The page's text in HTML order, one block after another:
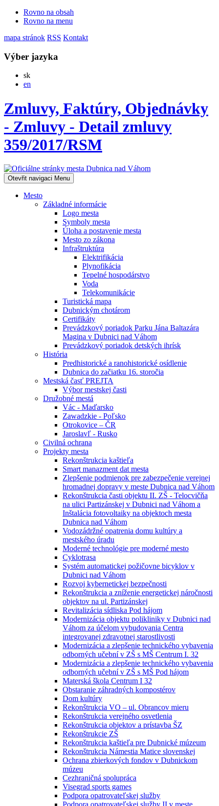
Rovno na obsah
Rovno na menu
mapa stránok RSS Kontakt
Výber jazyka
skSlovensky
en
Zmluvy, Faktúry, Objednávky
- Zmluvy - Detail zmluvy
359/2017/RSM
Otevřit navigaci Menu
Mesto
Základné informácie
Logo mesta
Symboly mesta
Úloha a postavenie mesta
Mesto zo zákona
Infraštruktúra
Elektrifikácia
Plynofikácia
Tepelné hospodárstvo
Voda
Telekomunikácie
Turistická mapa
Dubnickým chotárom
Certifikáty
Prevádzkový poriadok Parku Jána Baltazára
Magina v Dubnici nad Váhom
Prevádzkový poriadok detských ihrísk
História
Predhistorické a ranohistorické osídlenie
Dubnica do začiatku 16. storočia
Mestská časť PREJTA
Výbor mestskej časti
Družobné mestá
Vác - Maďarsko
Zawadzkie - Poľsko
Otrokovice – ČR
Jaroslavľ - Rusko
Civilná ochrana
Projekty mesta
Rekonštrukcia kaštieľa
Smart manazment dat mesta
Zlepšenie podmienok pre zabezpečenie verejnej
hromadnej dopravy v meste Dubnica nad Váhom
Rekonštrukcia časti objektu II. ZŠ - Telocvičňa
na ulici Partizánskej v Dubnici nad Váhom a
Inštalácia fotovoltaiky na objektoch mesta
Dubnica nad Váhom
Vodozádržné opatrenia domu kultúry a
mestského úradu
Moderné technológie pre moderné mesto
Cyklotrasa
Systém automatickej požičovne bicyklov v
Dubnici nad Váhom
Rozvoj kybernetickej bezpečnosti
Rekonštrukcia a zníženie energetickej náročnosti
objektov na ul. Partizánskej
Revitalizácia sídliska Pod hájom
Modernizácia objektu polikliniky v Dubnici nad
Váhom za účelom vybudovania Centra
integrovanej zdravotnej starostlivosti
Modernizácia a zlepšenie technického vybavenia
odborných učební v ZŠ s MŠ Centrum I. 32
Modernizácia a zlepšenie technického vybavenia
odborných učební v ZŠ s MŠ Pod hájom
Materská škola Centrum I 32
Obstaranie záhradných kompostérov
Dom kultúry
Rekonštrukcia VO – ul. Obrancov mieru
Rekonštrukcia verejného osvetlenia
Rekonštrukcia objektov a prístavba ŠZ
Rekonštrukcie ZŠ
Rekonštrukcia kaštieľa pre Dubnické múzeum
Rekonštrukcia Námestia Matice slovenskej
Ochrana zbierkových fondov v Dubnickom
múzeu
Cezhraničná spolupráca
Visegrad sports games
Podpora opatrovateľskej služby